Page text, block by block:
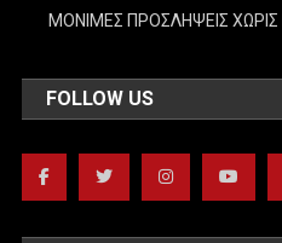
ΜΟΝΙΜΕΣ ΠΡΟΣΛΗΨΕΙΣ
FOLLOW US